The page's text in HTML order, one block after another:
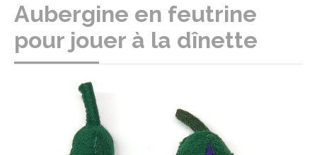
Aubergine en feutrine
pour jouer à la dînette